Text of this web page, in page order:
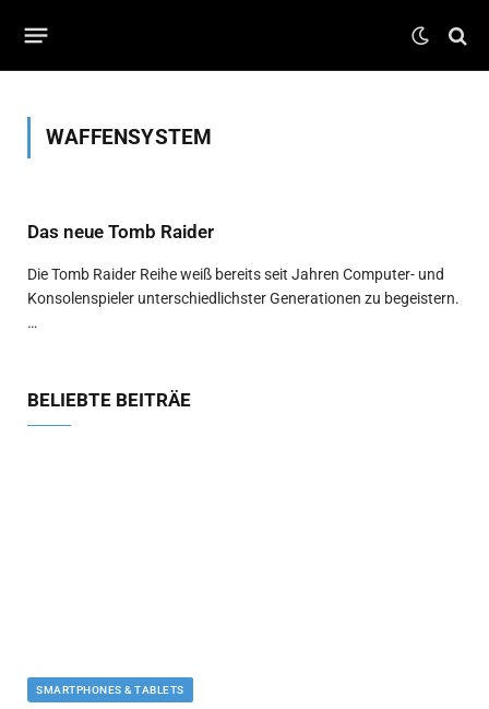
WAFFENSYSTEM
Das neue Tomb Raider
Die Tomb Raider Reihe weiß bereits seit Jahren Computer- und
Konsolenspieler unterschiedlichster Generationen zu begeistern.
…
BELIEBTE BEITRÄE
SMARTPHONES & TABLETS